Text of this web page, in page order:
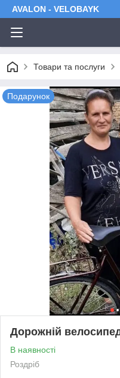
AVALON - VELOBAYK
Товари та послуги
Подарунок
Дорожній
В наявності
Роздріб